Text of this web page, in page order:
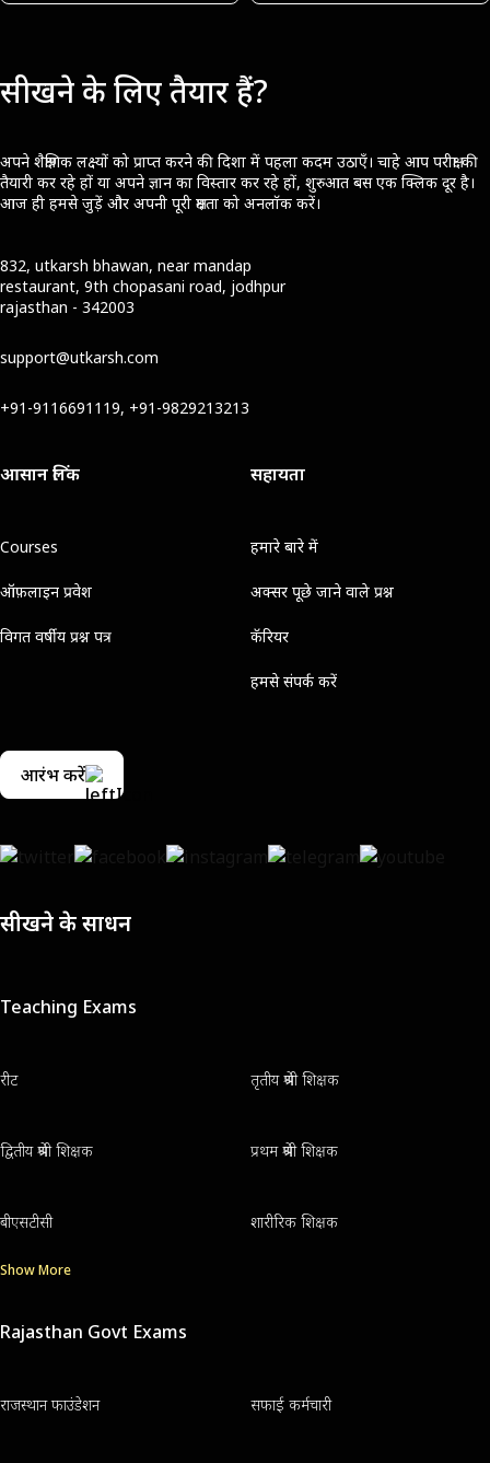
सीखने के लिए तैयार हैं?
अपने शैक्षणिक लक्ष्यों को प्राप्त करने की दिशा में पहला कदम उठाएँ। चाहे आप परीक्षा की
तैयारी कर रहे हों या अपने ज्ञान का विस्तार कर रहे हों, शुरुआत बस एक क्लिक दूर है।
आज ही हमसे जुड़ें और अपनी पूरी क्षमता को अनलॉक करें।
832, utkarsh bhawan, near mandap
restaurant, 9th chopasani road, jodhpur
rajasthan - 342003
support@utkarsh.com
+91-9116691119, +91-9829213213
आसान लिंक
Courses
ऑफ़लाइन प्रवेश
विगत वर्षीय प्रश्न पत्र
सहायता
हमारे बारे में
अक्सर पूछे जाने वाले प्रश्न
कॅरियर
हमसे संपर्क करें
आरंभ करें
सीखने के साधन
Teaching Exams
रीट तृतीय श्रेणी शिक्षक
द्वितीय श्रेणी शिक्षक प्रथम श्रेणी शिक्षक
बीएसटीसी शारीरिक शिक्षक
Show More
Rajasthan Govt Exams
राजस्थान फाउंडेशन सफाई कर्मचारी